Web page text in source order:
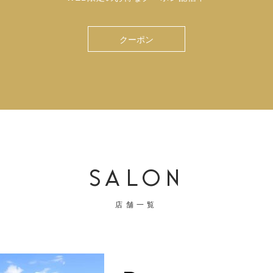
クーポン
SALON
店舗一覧